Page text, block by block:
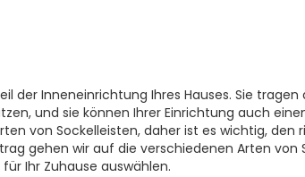
der Inneneinrichtung Ihres Hauses. Sie tragen
und sie können Ihrer Einrichtung auch
von Sockelleisten, daher ist es wichtig, den
gehen wir auf die verschiedenen Arten von
Ihr Zuhause auswählen.